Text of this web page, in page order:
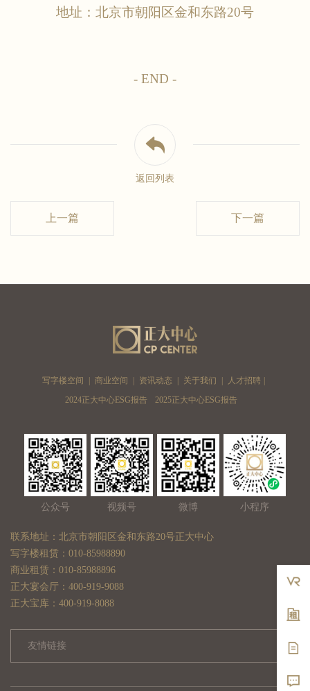
地址：北京市朝阳区金和东路20号
- END -
返回列表
上一篇 下一篇
写字楼空间 | 商业空间 | 资讯动态 | 关于我们 | 人才招聘 |
2024正大中心ESG报告
2025正大中心ESG报告
公众号 视频号 微博 小程序
联系地址：北京市朝阳区金和东路20号正大中心
写字楼租赁：010-85988890
商业租赁：010-85988896
正大宴会厅：400-919-9088
正大宝库：400-919-8088
友情链接